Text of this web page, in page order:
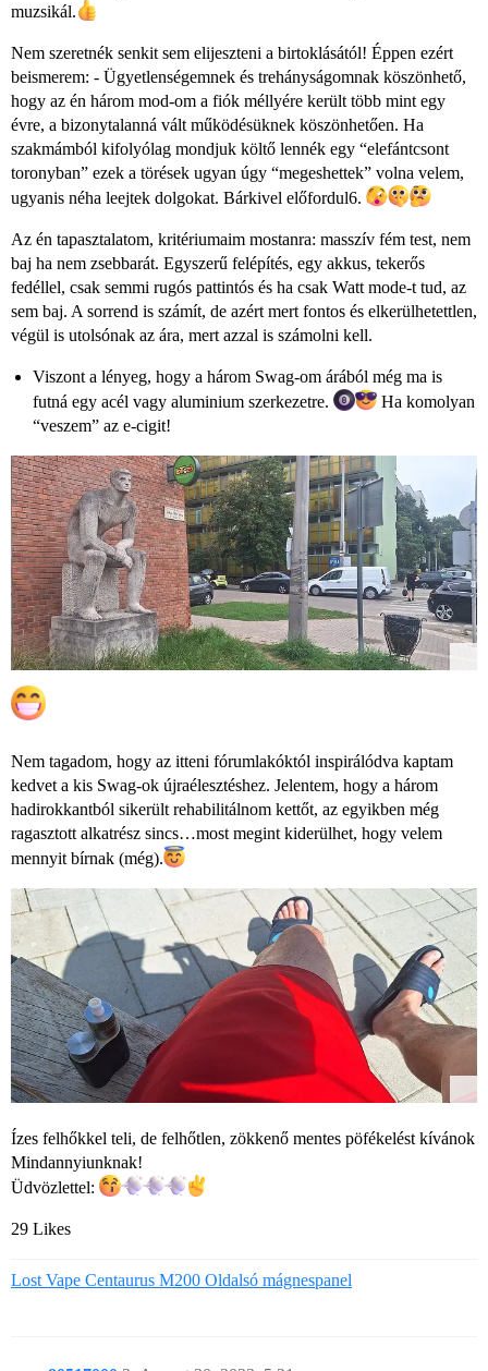
muzsikál.
Nem szeretnék senkit sem elijeszteni a birtoklásától! Éppen ezért
beismerem: - Ügyetlenségemnek és trehányságomnak köszönhető,
hogy az én három mod-om a fiók méllyére került több mint egy
évre, a bizonytalanná vált működésüknek köszönhetően. Ha
szakmámból kifolyólag mondjuk költő lennék egy “elefántcsont
toronyban” ezek a törések ugyan úgy “megeshettek” volna velem,
ugyanis néha leejtek dolgokat. Bárkivel előfordul6.
Az én tapasztalatom, kritériumaim mostanra: masszív fém test, nem
baj ha nem zsebbarát. Egyszerű felépítés, egy akkus, tekerős
fedéllel, csak semmi rugós pattintós és ha csak Watt mode-t tud, az
sem baj. A sorrend is számít, de azért mert fontos és elkerülhetettlen,
végül is utolsónak az ára, mert azzal is számolni kell.
Viszont a lényeg, hogy a három Swag-om árából még ma is
futná egy acél vagy aluminium szerkezetre.
Ha komolyan
“veszem” az e-cigit!
Nem tagadom, hogy az itteni fórumlakóktól inspirálódva kaptam
kedvet a kis Swag-ok újraélesztéshez. Jelentem, hogy a három
hadirokkantból sikerült rehabilitálnom kettőt, az egyikben még
ragasztott alkatrész sincs…most megint kiderülhet, hogy velem
mennyit bírnak (még).
Ízes felhőkkel teli, de felhőtlen, zökkenő mentes pöfékelést kívánok
Mindannyiunknak!
Üdvözlettel:
29 Likes
Lost Vape Centaurus M200 Oldalsó mágnespanel